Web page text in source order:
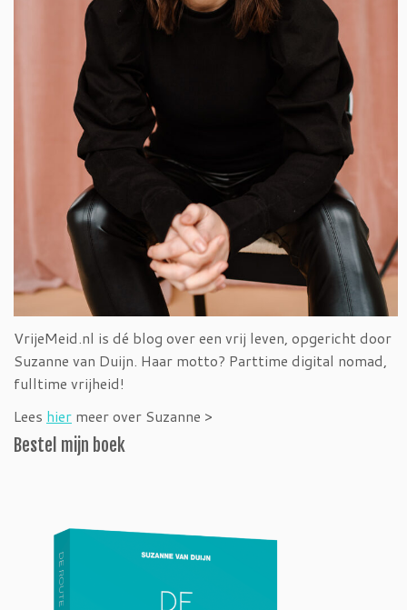
VrijeMeid.nl is dé blog over een vrij leven, opgericht door
Suzanne van Duijn. Haar motto? Parttime digital nomad,
fulltime vrijheid!
Lees hier meer over Suzanne >
Bestel mijn boek